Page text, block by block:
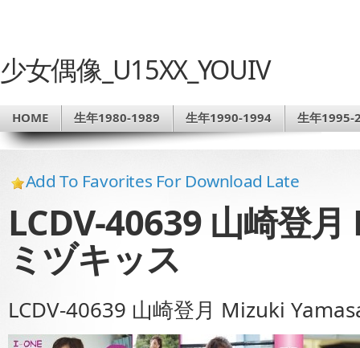
少女偶像_U15XX_YOUIV
HOME 生年1980-1989 生年1990-1994 生年1995-
Add To Favorites For Download Late
LCDV-40639 山崎登
ミヅキッス
LCDV-40639 山崎登月 Mizuki